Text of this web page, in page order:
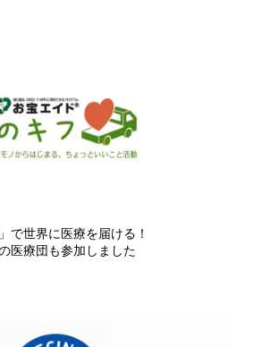
で世界に医療を届ける！
医療団も参加しました